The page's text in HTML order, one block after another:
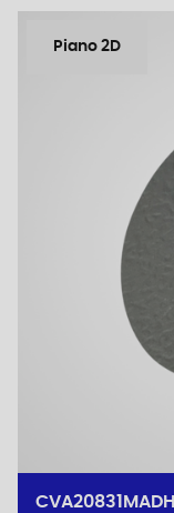
Piano 2D
CVA20831MADH